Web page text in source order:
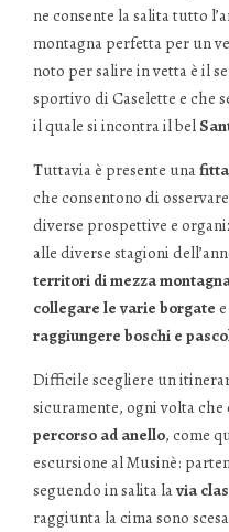
ne consente la salita tutto
montagna perfetta per un
noto per salire in vetta è il
sportivo di Caselette e che
il quale si incontra il bel
Tuttavia è presente una
che consentono di
diverse prospettive e
alle diverse stagioni
territori di mezza
collegare le varie borgate
raggiungere boschi e
Difficile scegliere un
sicuramente, ogni volta
percorso ad anello, come
escursione al Musinè:
seguendo in salita lavia
raggiunta la cima sono